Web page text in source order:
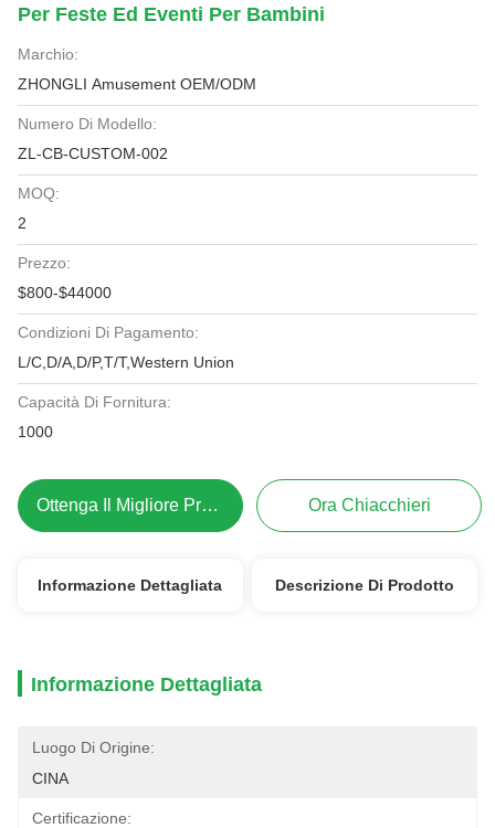
Per Feste Ed Eventi Per Bambini
Marchio:
ZHONGLI Amusement OEM/ODM
Numero Di Modello:
ZL-CB-CUSTOM-002
MOQ:
2
Prezzo:
$800-$44000
Condizioni Di Pagamento:
L/C,D/A,D/P,T/T,Western Union
Capacità Di Fornitura:
1000
Ottenga Il Migliore Prezzo Ora Chiacchieri
Informazione Dettagliata Descrizione Di Prodotto
Informazione Dettagliata
Luogo Di Origine:
CINA
Certificazione: